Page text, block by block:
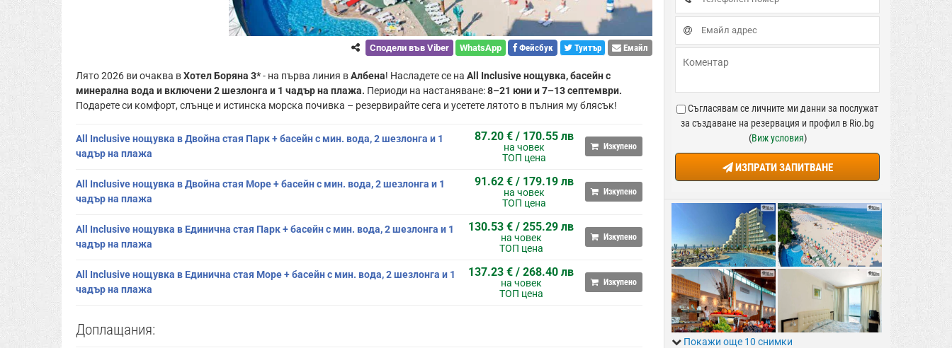
Сподели във Viber WhatsApp Фейсбук Туитър Емайл
Лято 2026 ви очаква вХотел Боряна 3*- на първа линия вАлбена! Насладете се на All Inclusive нощувка, басейн с
минерална вода и включени 2 шезлонга и 1 чадър на плажа. Периоди на настаняване:8–21 юни и 7–13 септември.
Подарете си комфорт, слънце и истинска морска почивка – резервирайте сега и усетете лятото в пълния му блясък!
All Inclusive нощувка в Двойна стая Парк + басейн с мин. вода, 2 шезлонга и 1
чадър на плажа
87.20 € / 170.55 лв
на човек
ТОП цена
Изкупено
All Inclusive нощувка в Двойна стая Море + басейн с мин. вода, 2 шезлонга и 1
чадър на плажа
91.62 € / 179.19 лв
на човек
ТОП цена
Изкупено
All Inclusive нощувка в Единична стая Парк + басейн с мин. вода, 2 шезлонга и 1
чадър на плажа
130.53 € / 255.29 лв
на човек
ТОП цена
Изкупено
All Inclusive нощувка в Единична стая Море + басейн с мин. вода, 2 шезлонга и 1
чадър на плажа
137.23 € / 268.40 лв
на човек
ТОП цена
Изкупено
Доплащания:
Съгласявам се личните ми данни за послужат
за създаване на резервация и профил в Rio.bg
(Виж условия)
ИЗПРАТИ ЗАПИТВАНЕ
Покажи още 10 снимки